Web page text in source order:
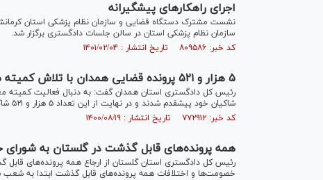
اجرای راهکار‌های پیشگیرانه
نشست مشترک دستگاه قضایی و سازمان نظام پزشکی استان
سازمان نظام پزشکی استان در سالن جلسات دادگستری برگزار شد.
کد خبر: ۸۰۹۵۸۶ تاریخ انتشار : ۱۴۰۱/۰۲/۰۴
۵ هزار و ۵۲۱ پرونده قضایی همدان با تلاش کمیته معتذرین طی ۲۶ ماه ختم به مصالحه شد
شاکیان خود پیشقدم شدند و در نهایت از این تعداد ۵ هزار و ۵۲۱ شاکی از حق خود گذشتند.
کد خبر: ۷۷۲۹۱۲ تاریخ انتشار : ۱۴۰۰/۰۸/۱۹
همه پرونده‌های قابل گذشت در گلستان به
رئیس کل دادگستری استان گلستان از ارجاع همه پرونده‌های
خصومت‌ها و اختلافات همه پرونده‌های قابل گذشت ابتدا به